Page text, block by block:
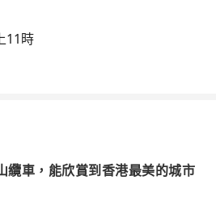
11時
纜車，能欣賞到香港最美的城市